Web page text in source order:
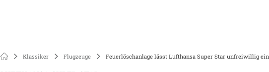
Klassiker Flugzeuge Feuerlöschanlage lässt Lufthansa Super Star unfreiwillig ein